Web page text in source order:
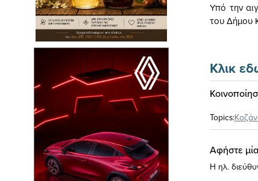
Υπό την
του Δήμου
Kλικ
Topics:
Αφήστε
Η ηλ.